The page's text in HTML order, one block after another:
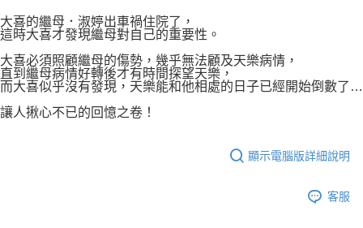
大喜的繼母．淑婷出車禍住院了，
這時大喜才發現繼母對自己的重要性。
大喜必須照顧繼母的傷勢，幾乎無法顧及天樂病情，
直到繼母病情好轉後才有時間探望天樂，
而大喜似乎沒有發現，天樂能和他相處的日子已經開始倒數了…
讓人揪心不已的回憶之卷！
顯示電腦版詳細說明
客服